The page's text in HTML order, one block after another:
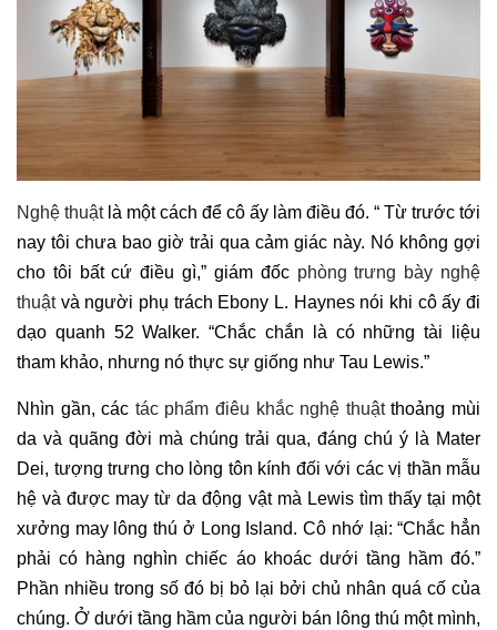
Nghệ thuậtlà một cách để cô ấy làm điều đó. “ Từ trước tới
nay tôi chưa bao giờ trải qua cảm giác này. Nó không gợi
cho tôi bất cứ điều gì,” giám đốc phòng trưng bày nghệ
thuậtvà người phụ trách Ebony L. Haynes nói khi cô ấy đi
dạo quanh 52 Walker. “Chắc chắn là có những tài liệu
tham khảo, nhưng nó thực sự giống như Tau Lewis.”
Nhìn gần, các tác phẩm điêu khắc nghệ thuậtthoảng mùi
da và quãng đời mà chúng trải qua, đáng chú ý là Mater
Dei, tượng trưng cho lòng tôn kính đối với các vị thần mẫu
hệ và được may từ da động vật mà Lewis tìm thấy tại một
xưởng may lông thú ở Long Island. Cô nhớ lại: “Chắc hẳn
phải có hàng nghìn chiếc áo khoác dưới tầng hầm đó.”
Phần nhiều trong số đó bị bỏ lại bởi chủ nhân quá cố của
chúng. Ở dưới tầng hầm của người bán lông thú một mình,